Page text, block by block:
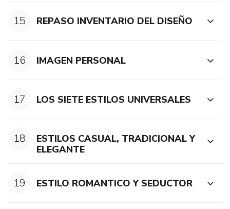
15 REPASO INVENTARIO DEL DISEÑO
16 IMAGEN PERSONAL
17 LOS SIETE ESTILOS UNIVERSALES
18
ESTILOS CASUAL, TRADICIONAL Y
ELEGANTE
19 ESTILO ROMANTICO Y SEDUCTOR